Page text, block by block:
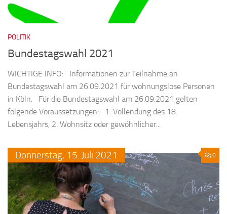
POLITIK
Bundestagswahl 2021
WICHTIGE INFO: Informationen zur Teilnahme an
Bundestagswahl am 26.09.2021 für wohnungslose Personen
in Köln. Für die Bundestagswahl am 26.09.2021 gelten
folgende Voraussetzungen: 1. Vollendung des 18.
Lebensjahrs, 2. Wohnsitz oder gewöhnlicher...
0
Donnerstag, 15. Juli 2021